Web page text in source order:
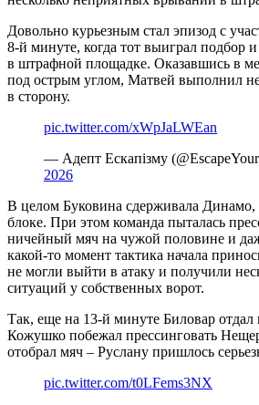
Довольно курьезным стал эпизод с
8-й минуте, когда тот выиграл подбор
в штрафной площадке. Оказавшись в
под острым углом, Матвей выполнил
в сторону.
pic.twitter.com/xWpJaLWEan
— Адепт Ескапізму
2026
В целом Буковина сдерживала Динамо,
блоке. При этом команда пыталась
ничейный мяч на чужой половине и
какой-то момент тактика начала
не могли выйти в атаку и получили
ситуаций у собственных ворот.
Так, еще на 13-й минуте Биловар отдал
Кожушко побежал прессинговать
отобрал мяч – Руслану пришлось
pic.twitter.com/t0LFems3NX